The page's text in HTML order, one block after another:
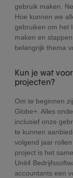
gebruik maken.
Hoe kunnen we
gebruiken om het
maken en
belangrijk thema
Kun je wat
projecten?
Om te beginnen
Globe+. Alles
inclusief onze
te kunnen
volgend jaar
project is het
Unit4
accountants een